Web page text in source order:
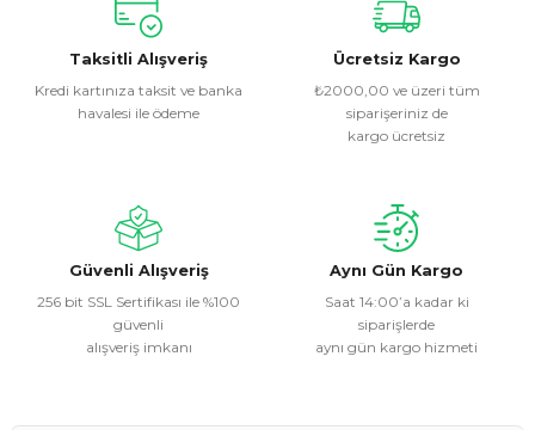
konularda yetersiz gördüğünüz noktaları öneri formunu
kullanarak tarafımıza iletebilirsiniz.
Görüş ve önerileriniz için teşekkür ederiz.
Ürün resmi kalitesiz, bozuk veya görüntülenemiyor.
Ürün fiyatı diğer sitelerden daha pahalı.
Bu ürüne benzer farklı alternatifler olmalı.
Taksitli Alışveriş
Kredi kartınıza taksit ve banka
havalesi ile ödeme
Ücretsiz Kargo
₺2000,00 ve üzeri tüm
siparişeriniz de
kargo ücretsiz
Güvenli Alışveriş
256 bit SSL Sertifikası ile %100
güvenli
alışveriş imkanı
Aynı Gün Kargo
Saat 14:00’a kadar ki
siparişlerde
aynı gün kargo hizmeti